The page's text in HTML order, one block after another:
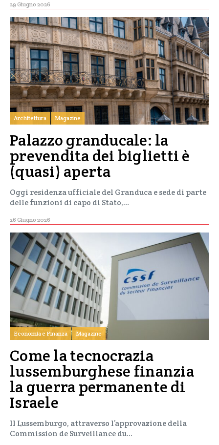
29 Giugno 2026
Architettura Magazine
Palazzo granducale: la
prevendita dei biglietti è
(quasi) aperta
Oggi residenza ufficiale del Granduca e sede di parte
delle funzioni di capo di Stato,…
26 Giugno 2026
Economia e Finanza Magazine
Come la tecnocrazia
lussemburghese finanzia
la guerra permanente di
Israele
Il Lussemburgo, attraverso l’approvazione della
Commission de Surveillance du…